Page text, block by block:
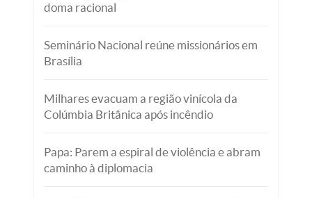
doma racional
Seminário Nacional reúne missionários em
Brasília
Milhares evacuam a região vinícola da
Colúmbia Britânica após incêndio
Papa: Parem a espiral de violência e abram
caminho à diplomacia